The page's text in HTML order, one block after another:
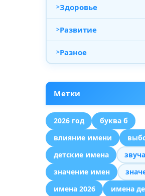
Здоровье
Развитие
Разное
Метки
2026 год
буква б
влияние имени
детские имена
значение имен
имена 2026
имена